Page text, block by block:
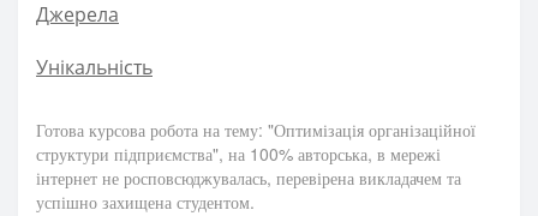
Джерела
Унікальність
Готова курсова робота на тему: "Оптимізація організаційної
структури підприємства", на 100% авторська, в мережі
інтернет не росповсюджувалась, перевірена викладачем та
успішно захищена студентом.